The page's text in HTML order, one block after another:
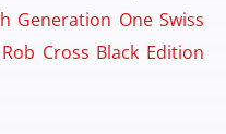
Generation One Swiss
Cross Black Edition